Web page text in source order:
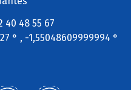
40 48 55 67
° , -1,55048609999994 °